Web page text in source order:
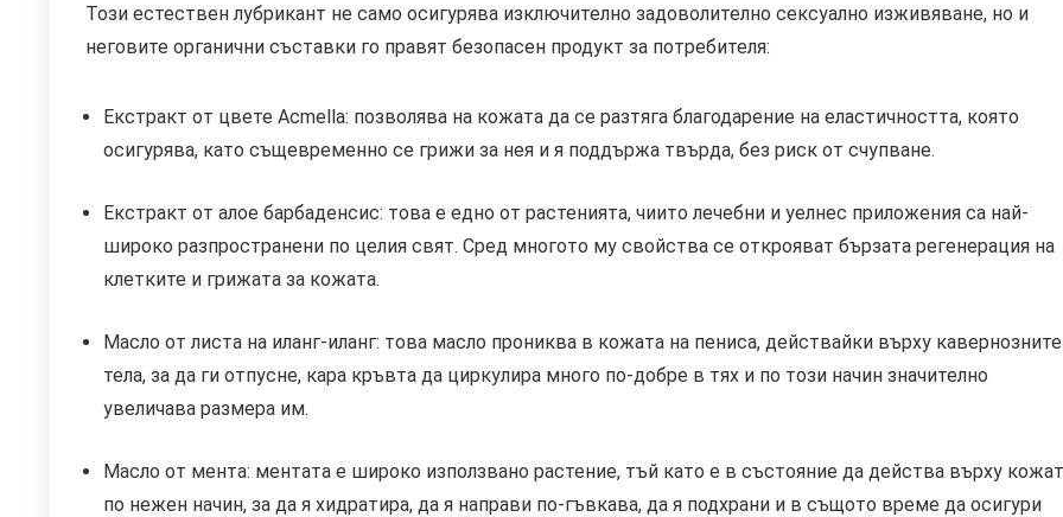
Този естествен лубрикант не само осигурява изключително задоволително сексуално изживяване, но и
неговите органични съставки го правят безопасен продукт за потребителя:
Екстракт от цвете Acmella: позволява на кожата да се разтяга благодарение на еластичността, която
осигурява, като същевременно се грижи за нея и я поддържа твърда, без риск от счупване.
Екстракт от алое барбаденсис: това е едно от растенията, чиито лечебни и уелнес приложения са най-
широко разпространени по целия свят. Сред многото му свойства се открояват бързата регенерация на
клетките и грижата за кожата.
Масло от листа на иланг-иланг: това масло прониква в кожата на пениса, действайки върху кавернозните
тела, за да ги отпусне, кара кръвта да циркулира много по-добре в тях и по този начин значително
увеличава размера им.
Масло от мента: ментата е широко използвано растение, тъй като е в състояние да действа върху
по нежен начин, за да я хидратира, да я направи по-гъвкава, да я подхрани и в същото време да осигури